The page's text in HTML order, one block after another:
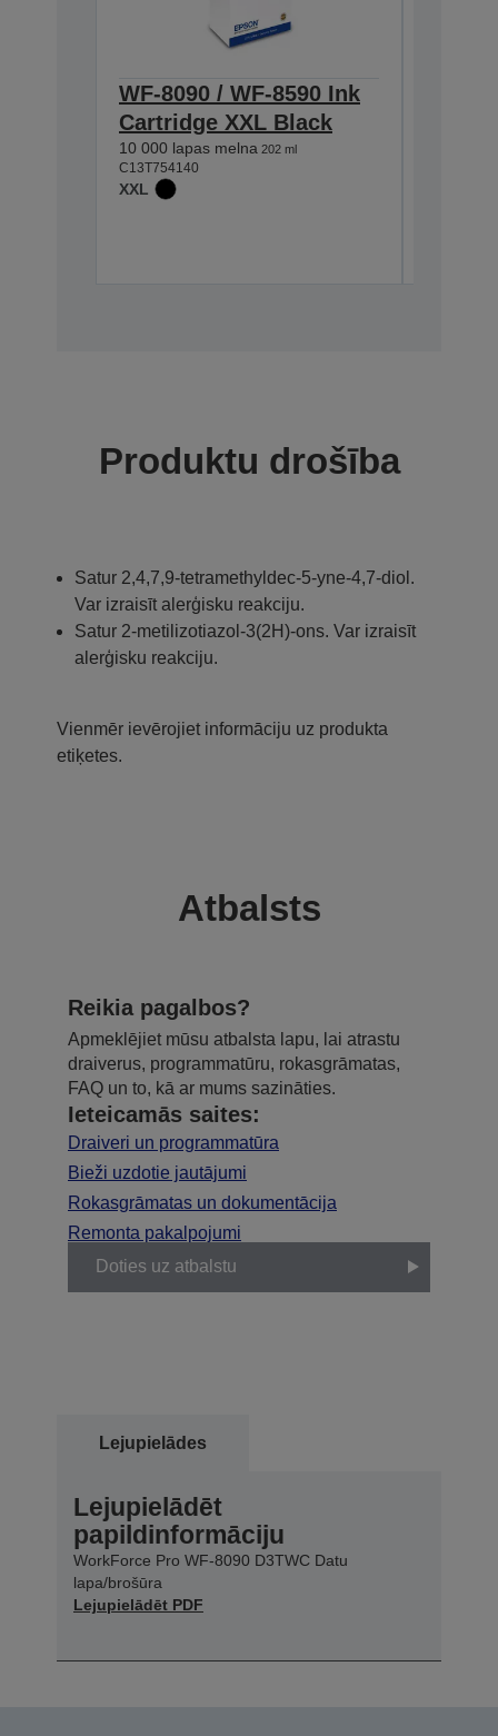
WF-8090 / WF-8590 Ink
Cartridge XXL Black
10 000 lapas melna 202 ml
C13T754140
XXL
Produktu drošība
Satur 2,4,7,9-tetramethyldec-5-yne-4,7-diol.
Var izraisīt alerģisku reakciju.
Satur 2-metilizotiazol-3(2H)-ons. Var izraisīt
alerģisku reakciju.
Vienmēr ievērojiet informāciju uz produkta
etiķetes.
Atbalsts
Reikia pagalbos?
Apmeklējiet mūsu atbalsta lapu, lai atrastu
draiverus, programmatūru, rokasgrāmatas,
FAQ un to, kā ar mums sazināties.
Ieteicamās saites:
Draiveri un programmatūra
Bieži uzdotie jautājumi
Rokasgrāmatas un dokumentācija
Remonta pakalpojumi
Doties uz atbalstu
Lejupielādes
Lejupielādēt
papildinformāciju
WorkForce Pro WF-8090 D3TWC Datu
lapa/brošūra
Lejupielādēt PDF